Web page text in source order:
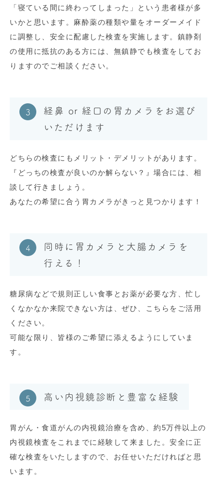
「寝ている間に終わってしまった」という患者様が多
いかと思います。麻酔薬の種類や量をオーダーメイド
に調整し、安全に配慮した検査を実施します。鎮静剤
の使用に抵抗のある方には、無鎮静でも検査をしてお
りますのでご相談ください。
経鼻 or 経口の胃カメラをお選び
いただけます
どちらの検査にもメリット・デメリットがあります。
『どっちの検査が良いのか解らない？』場合には、相
談して行きましょう。
あなたの希望に合う胃カメラがきっと見つかります！
同時に胃カメラと大腸カメラを
行える！
糖尿病などで規則正しい食事とお薬が必要な方、忙し
くなかなか来院できない方は、ぜひ、こちらをご活用
ください。
可能な限り、皆様のご希望に添えるようにしていま
す。
高い内視鏡診断と豊富な経験
胃がん・食道がんの内視鏡治療を含め、約5万件以上の
内視鏡検査をこれまでに経験して来ました。安全に正
確な検査をいたしますので、お任せいただければと思
います。